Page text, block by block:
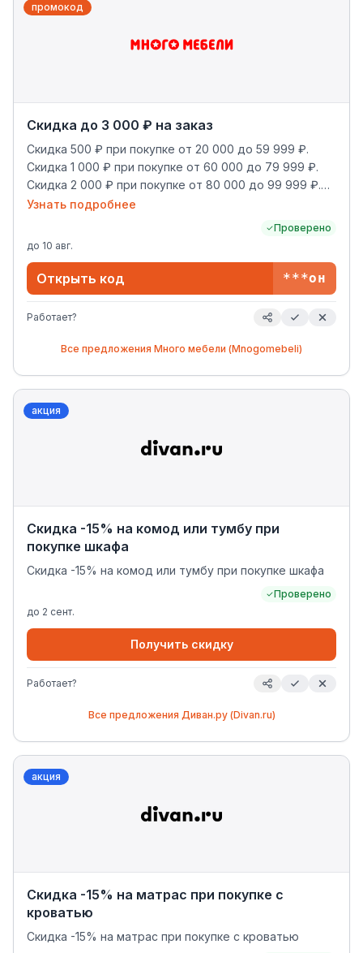
промокод
Скидка до 3 000 ₽ на заказ
Скидка 500 ₽ при покупке от 20 000 до 59 999 ₽.
Скидка 1 000 ₽ при покупке от 60 000 до 79 999 ₽.
Скидка 2 000 ₽ при покупке от 80 000 до 99 999 ₽.
Скидка 3 000 ₽ при покупке от 100 000 ₽.
Узнать подробнее
Проверено
до 10 авг.
Открыть код ***он
Работает?
Все предложения Много мебели (Mnogomebeli)
акция
Скидка -15% на комод или тумбу при
покупке шкафа
Скидка -15% на комод или тумбу при покупке шкафа
Проверено
до 2 сент.
Получить скидку
Работает?
Все предложения Диван.ру (Divan.ru)
акция
Скидка -15% на матрас при покупке с
кроватью
Скидка -15% на матрас при покупке с кроватью